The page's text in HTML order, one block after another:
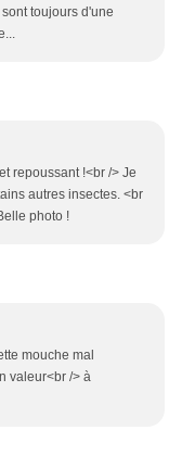
toujours d'une
repoussant !<br /> Je
autres insectes. <br
photo !
mouche mal
valeur<br /> à